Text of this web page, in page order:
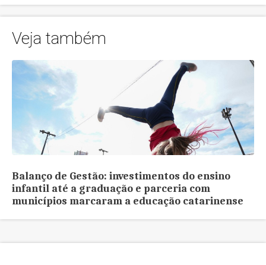
Veja também
Santa Catarina
Balanço de Gestão: investimentos do ensino
infantil até a graduação e parceria com
municípios marcaram a educação catarinense